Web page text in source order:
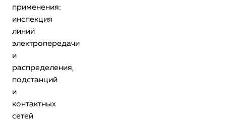
применения:
инспекция
линий
электропередачи
и
распределения,
подстанций
и
контактных
сетей